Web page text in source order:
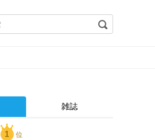
雑誌
1 位